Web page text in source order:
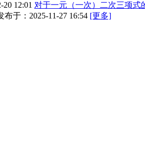
12:01 对于一元（一次）二次三项
布于：2025-11-27 16:54 [更多]